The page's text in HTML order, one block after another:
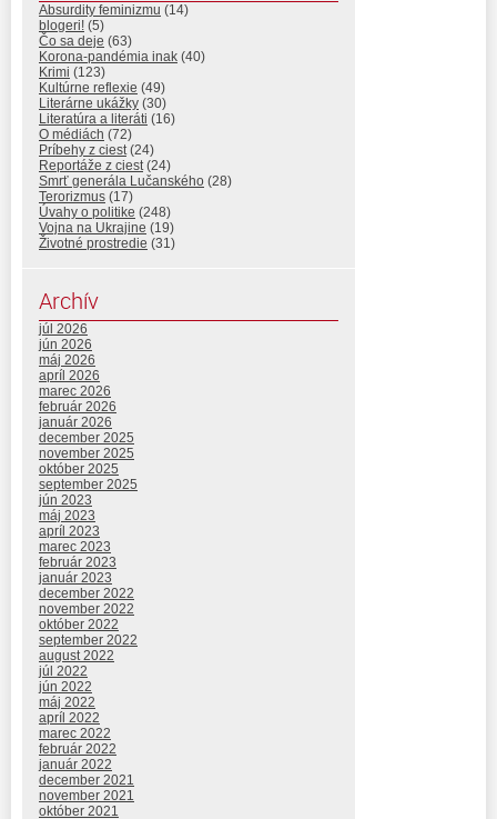
Absurdity feminizmu (14)
blogeri! (5)
Čo sa deje (63)
Korona-pandémia inak (40)
Krimi (123)
Kultúrne reflexie (49)
Literárne ukážky (30)
Literatúra a literáti (16)
O médiách (72)
Príbehy z ciest (24)
Reportáže z ciest (24)
Smrť generála Lučanského (28)
Terorizmus (17)
Úvahy o politike (248)
Vojna na Ukrajine (19)
Životné prostredie (31)
Archív
júl 2026
jún 2026
máj 2026
apríl 2026
marec 2026
február 2026
január 2026
december 2025
november 2025
október 2025
september 2025
jún 2023
máj 2023
apríl 2023
marec 2023
február 2023
január 2023
december 2022
november 2022
október 2022
september 2022
august 2022
júl 2022
jún 2022
máj 2022
apríl 2022
marec 2022
február 2022
január 2022
december 2021
november 2021
október 2021